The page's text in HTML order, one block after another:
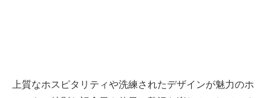
上質なホスピタリティや洗練されたデザインが魅力のホ